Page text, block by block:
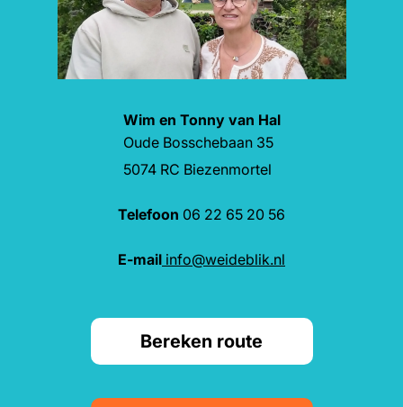
Wim en Tonny van Hal
Oude Bosschebaan 35
5074 RC Biezenmortel
Telefoon 06 22 65 20 56
E-mail info@weideblik.nl
Bereken route